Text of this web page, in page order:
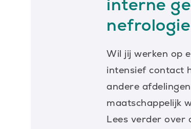
interne
nefrologie
Wil jij werken op
intensief contact
andere
maatschappelijk
Lees verder over